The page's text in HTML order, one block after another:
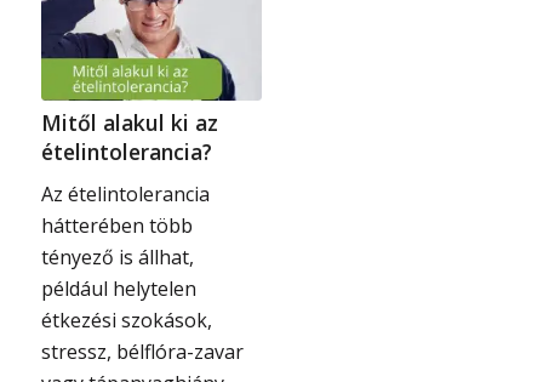
Mitől alakul ki az
ételintolerancia?
Az ételintolerancia
hátterében több
tényező is állhat,
például helytelen
étkezési szokások,
stressz, bélflóra-zavar